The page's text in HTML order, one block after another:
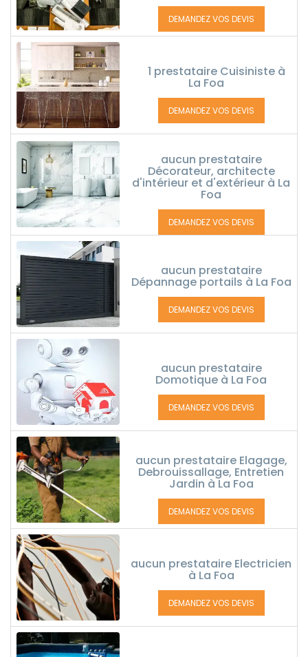
DEMANDEZ VOS DEVIS
1 prestataire Cuisiniste à
La Foa
DEMANDEZ VOS DEVIS
aucun prestataire
Décorateur, architecte
d'intérieur et d'extérieur à La
Foa
DEMANDEZ VOS DEVIS
aucun prestataire
Dépannage portails à La Foa
DEMANDEZ VOS DEVIS
aucun prestataire
Domotique à La Foa
DEMANDEZ VOS DEVIS
aucun prestataire Elagage,
Debrouissallage, Entretien
Jardin à La Foa
DEMANDEZ VOS DEVIS
aucun prestataire Electricien
à La Foa
DEMANDEZ VOS DEVIS